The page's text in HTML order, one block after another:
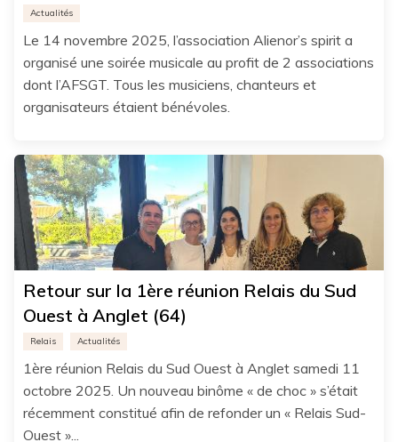
Actualités
Le 14 novembre 2025, l’association Alienor’s spirit a
organisé une soirée musicale au profit de 2 associations
dont l’AFSGT. Tous les musiciens, chanteurs et
organisateurs étaient bénévoles.
Retour sur la 1ère réunion Relais du Sud
Ouest à Anglet (64)
Relais Actualités
1ère réunion Relais du Sud Ouest à Anglet samedi 11
octobre 2025. Un nouveau binôme « de choc » s’était
récemment constitué afin de refonder un « Relais Sud-
Ouest »...